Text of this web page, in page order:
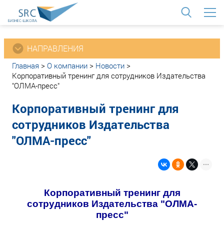
НАПРАВЛЕНИЯ
Главная > О компании > Новости >
Корпоративный тренинг для сотрудников Издательства
"ОЛМА-пресс"
Корпоративный тренинг для
сотрудников Издательства
"ОЛМА-пресс"
Корпоративный тренинг для
сотрудников Издательства "ОЛМА-
пресс"